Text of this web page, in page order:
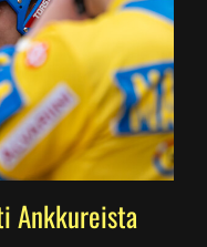
Ankkureista